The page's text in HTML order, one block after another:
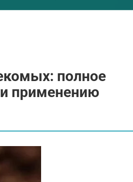
полное
применению